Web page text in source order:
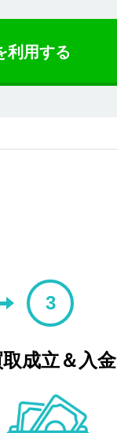
利用する
3
取成立＆入金